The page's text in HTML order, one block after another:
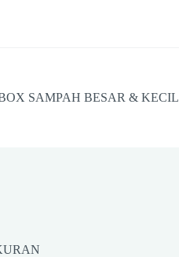
SAMPAH BESAR & KECIL